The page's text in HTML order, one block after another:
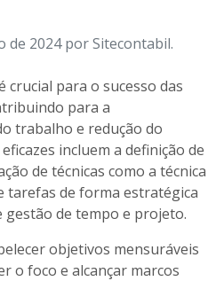
de 2024 por Sitecontabil.
crucial para o sucesso das
para a
trabalho e redução do
incluem a definição de
de técnicas como a técnica
tarefas de forma estratégica
de tempo e projeto.
objetivos mensuráveis
o foco e alcançar marcos